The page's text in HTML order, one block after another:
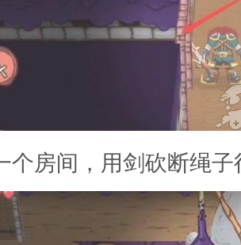
房间，用剑砍断绳子